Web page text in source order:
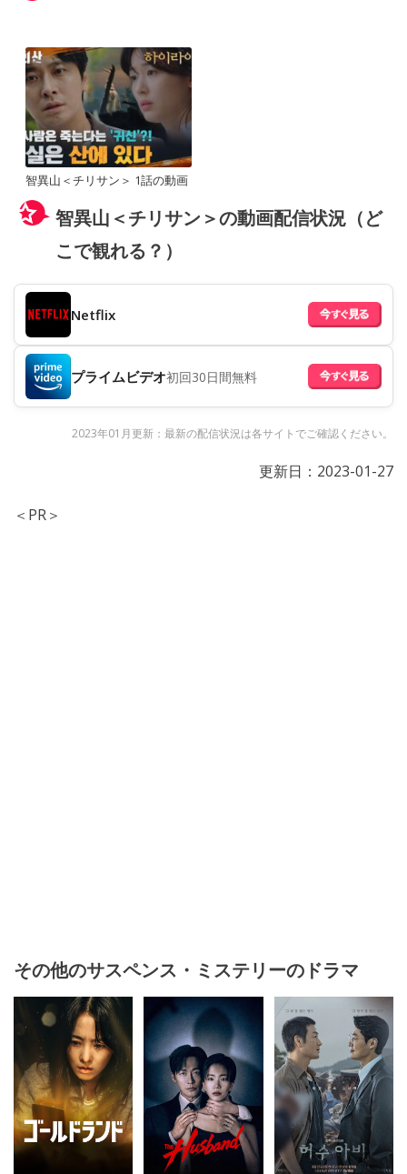
智異山＜チリサン＞ 1話の動画
智異山＜チリサン＞の動画配信状況（ど
こで観れる？）
Netflix
プライムビデオ初回30日間無料
2023年01月更新：最新の配信状況は各サイトでご確認ください。
更新日： 2023-01-27
＜PR＞
その他のサスペンス・ミステリーのドラマ